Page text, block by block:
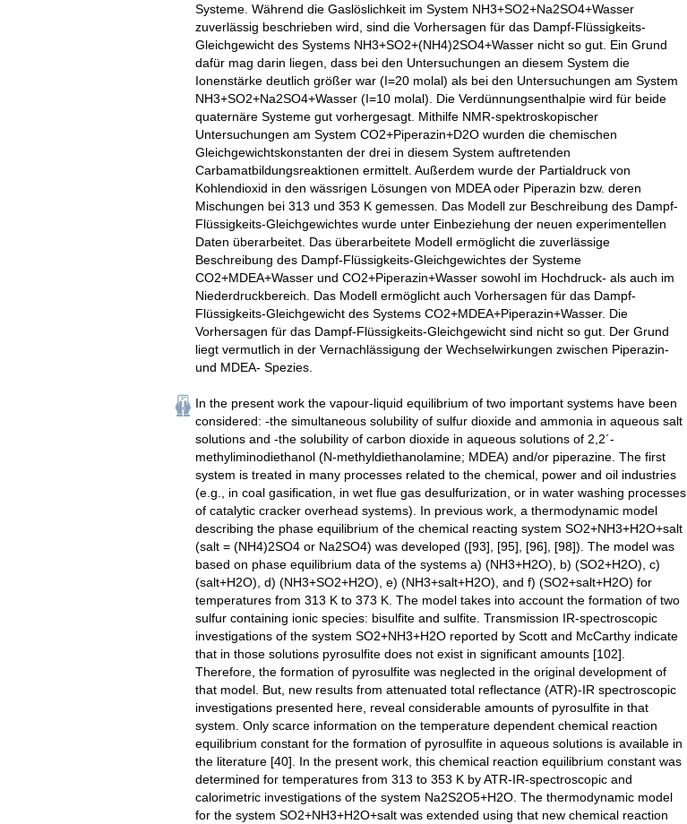
Systeme. Während die Gaslöslichkeit im System NH3+SO2+Na2SO4+Wasser
zuverlässig beschrieben wird, sind die Vorhersagen für das Dampf-Flüssigkeits-
Gleichgewicht des Systems NH3+SO2+(NH4)2SO4+Wasser nicht so gut. Ein Grund
dafür mag darin liegen, dass bei den Untersuchungen an diesem System die
Ionenstärke deutlich größer war (I=20 molal) als bei den Untersuchungen am System
NH3+SO2+Na2SO4+Wasser (I=10 molal). Die Verdünnungsenthalpie wird für beide
quaternäre Systeme gut vorhergesagt. Mithilfe NMR-spektroskopischer
Untersuchungen am System CO2+Piperazin+D2O wurden die chemischen
Gleichgewichtskonstanten der drei in diesem System auftretenden
Carbamatbildungsreaktionen ermittelt. Außerdem wurde der Partialdruck von
Kohlendioxid in den wässrigen Lösungen von MDEA oder Piperazin bzw. deren
Mischungen bei 313 und 353 K gemessen. Das Modell zur Beschreibung des Dampf-
Flüssigkeits-Gleichgewichtes wurde unter Einbeziehung der neuen experimentellen
Daten überarbeitet. Das überarbeitete Modell ermöglicht die zuverlässige
Beschreibung des Dampf-Flüssigkeits-Gleichgewichtes der Systeme
CO2+MDEA+Wasser und CO2+Piperazin+Wasser sowohl im Hochdruck- als auch im
Niederdruckbereich. Das Modell ermöglicht auch Vorhersagen für das Dampf-
Flüssigkeits-Gleichgewicht des Systems CO2+MDEA+Piperazin+Wasser. Die
Vorhersagen für das Dampf-Flüssigkeits-Gleichgewicht sind nicht so gut. Der Grund
liegt vermutlich in der Vernachlässigung der Wechselwirkungen zwischen Piperazin-
und MDEA- Spezies.
In the present work the vapour-liquid equilibrium of two important systems have been
considered: -the simultaneous solubility of sulfur dioxide and ammonia in aqueous salt
solutions and -the solubility of carbon dioxide in aqueous solutions of 2,2´-
methyliminodiethanol (N-methyldiethanolamine; MDEA) and/or piperazine. The first
system is treated in many processes related to the chemical, power and oil industries
(e.g., in coal gasification, in wet flue gas desulfurization, or in water washing processes
of catalytic cracker overhead systems). In previous work, a thermodynamic model
describing the phase equilibrium of the chemical reacting system SO2+NH3+H2O+salt
(salt = (NH4)2SO4 or Na2SO4) was developed ([93], [95], [96], [98]). The model was
based on phase equilibrium data of the systems a) (NH3+H2O), b) (SO2+H2O), c)
(salt+H2O), d) (NH3+SO2+H2O), e) (NH3+salt+H2O), and f) (SO2+salt+H2O) for
temperatures from 313 K to 373 K. The model takes into account the formation of two
sulfur containing ionic species: bisulfite and sulfite. Transmission IR-spectroscopic
investigations of the system SO2+NH3+H2O reported by Scott and McCarthy indicate
that in those solutions pyrosulfite does not exist in significant amounts [102].
Therefore, the formation of pyrosulfite was neglected in the original development of
that model. But, new results from attenuated total reflectance (ATR)-IR spectroscopic
investigations presented here, reveal considerable amounts of pyrosulfite in that
system. Only scarce information on the temperature dependent chemical reaction
equilibrium constant for the formation of pyrosulfite in aqueous solutions is available in
the literature [40]. In the present work, this chemical reaction equilibrium constant was
determined for temperatures from 313 to 353 K by ATR-IR-spectroscopic and
calorimetric investigations of the system Na2S2O5+H2O. The thermodynamic model
for the system SO2+NH3+H2O+salt was extended using that new chemical reaction